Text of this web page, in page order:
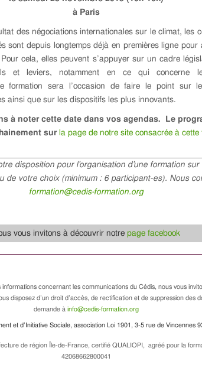
à Paris
des négociations internationales sur le climat, les
sont depuis longtemps déjà en premières ligne
cela, elles peuvent s’appuyer sur un cadre
et leviers, notamment en ce qui concerne
formation sera l’occasion de faire le point sur
ainsi que sur les dispositifs les plus innovants.
à noter cette date dans vos agendas. Le
sur la page de notre site consacrée à cette
disposition pour l’organisation d’une formation sur
de votre choix (minimum : 6 participant-es). Nous
formation@cedis-formation.org
vous invitons à découvrir notre page facebook
informations concernant les communications du Cédis, nous vous
disposez d’un droit d’accès, de rectification et de suppression des
demande à info@cedis-formation.org
et d’Initiative Sociale, association Loi 1901, 3-5 rue de Vincennes
de région Île-de-France, certifié QUALIOPI, agréé pour la
42068662800041